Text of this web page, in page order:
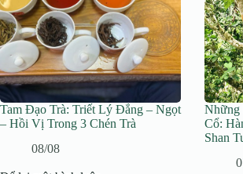
Tam Đạo Trà: Triết Lý Đắng – Ngọt
– Hồi Vị Trong 3 Chén Trà
08/08
Những
Cổ:
Shan